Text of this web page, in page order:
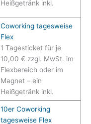
Heißgetränk inkl.
Coworking tagesweise
Flex
1 Tagesticket für je
10,00 € zzgl. MwSt. im
Flexbereich oder im
Magnet – ein
Heißgetränk inkl.
10er Coworking
tagesweise Flex